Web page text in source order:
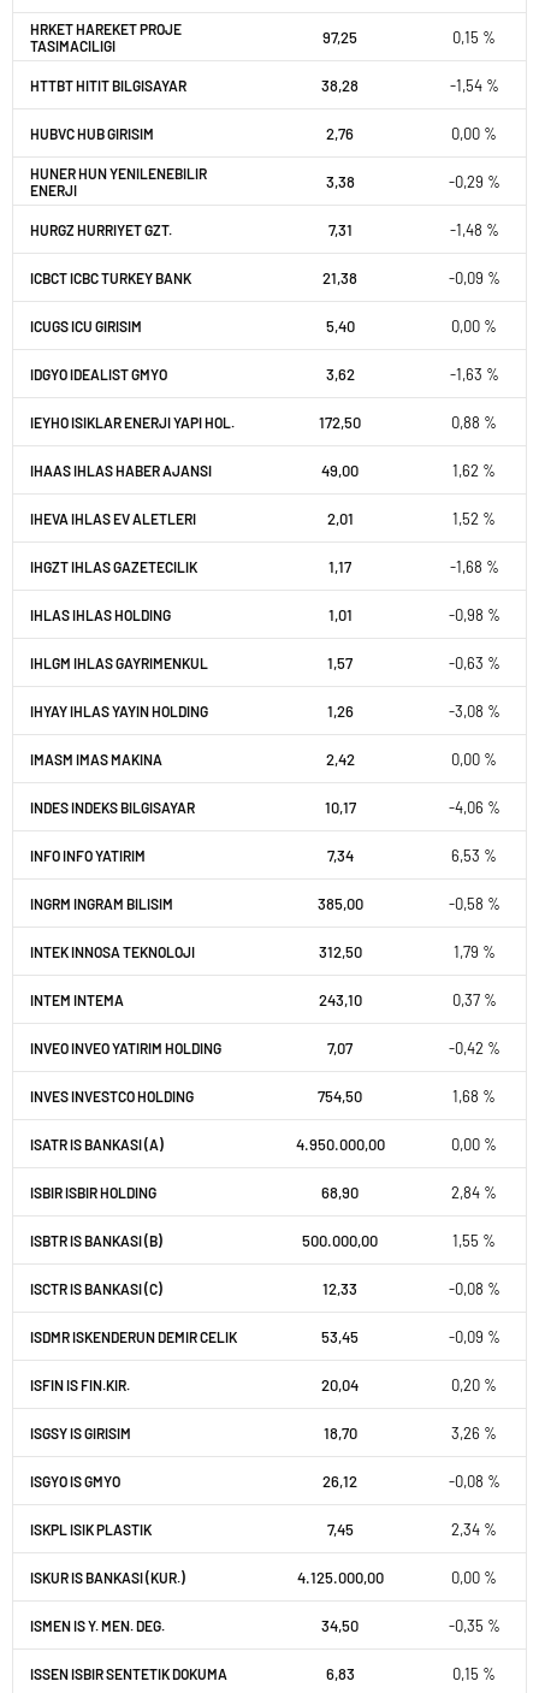
HRKET HAREKET PROJE
TASIMACILIGI
97,25 0,15 %
HTTBT HITIT BILGISAYAR 38,28 -1,54 %
HUBVC HUB GIRISIM 2,76 0,00 %
HUNER HUN YENILENEBILIR
ENERJI
3,38 -0,29 %
HURGZ HURRIYET GZT. 7,31 -1,48 %
ICBCT ICBC TURKEY BANK 21,38 -0,09 %
ICUGS ICU GIRISIM 5,40 0,00 %
IDGYO IDEALIST GMYO 3,62 -1,63 %
IEYHO ISIKLAR ENERJI YAPI HOL. 172,50 0,88 %
IHAAS IHLAS HABER AJANSI 49,00 1,62 %
IHEVA IHLAS EV ALETLERI 2,01 1,52 %
IHGZT IHLAS GAZETECILIK 1,17 -1,68 %
IHLAS IHLAS HOLDING 1,01 -0,98 %
IHLGM IHLAS GAYRIMENKUL 1,57 -0,63 %
IHYAY IHLAS YAYIN HOLDING 1,26 -3,08 %
IMASM IMAS MAKINA 2,42 0,00 %
INDES INDEKS BILGISAYAR 10,17 -4,06 %
INFO INFO YATIRIM 7,34 6,53 %
INGRM INGRAM BILISIM 385,00 -0,58 %
INTEK INNOSA TEKNOLOJI 312,50 1,79 %
INTEM INTEMA 243,10 0,37 %
INVEO INVEO YATIRIM HOLDING 7,07 -0,42 %
INVES INVESTCO HOLDING 754,50 1,68 %
ISATR IS BANKASI (A) 4.950.000,00 0,00 %
ISBIR ISBIR HOLDING 68,90 2,84 %
ISBTR IS BANKASI (B) 500.000,00 1,55 %
ISCTR IS BANKASI (C) 12,33 -0,08 %
ISDMR ISKENDERUN DEMIR CELIK 53,45 -0,09 %
ISFIN IS FIN.KIR. 20,04 0,20 %
ISGSY IS GIRISIM 18,70 3,26 %
ISGYO IS GMYO 26,12 -0,08 %
ISKPL ISIK PLASTIK 7,45 2,34 %
ISKUR IS BANKASI (KUR.) 4.125.000,00 0,00 %
ISMEN IS Y. MEN. DEG. 34,50 -0,35 %
ISSEN ISBIR SENTETIK DOKUMA 6,83 0,15 %